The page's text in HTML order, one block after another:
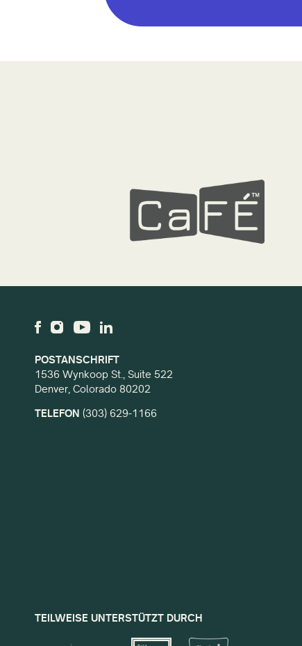
POSTANSCHRIFT
1536 Wynkoop St., Suite 522
Denver, Colorado 80202
TELEFON (303) 629-1166
TEILWEISE UNTERSTÜTZT DURCH